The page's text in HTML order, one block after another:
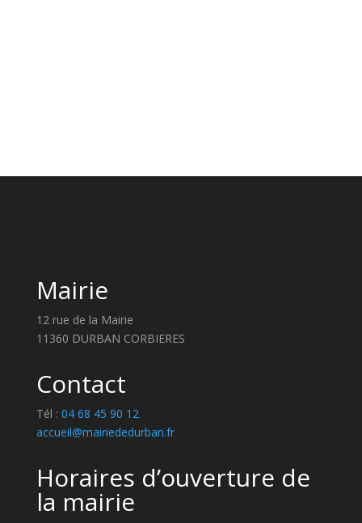
Mairie
12 rue de la Mairie
11360 DURBAN CORBIERES
Contact
Tél : 04 68 45 90 12
accueil@mairiededurban.fr
Horaires d’ouverture de
la mairie